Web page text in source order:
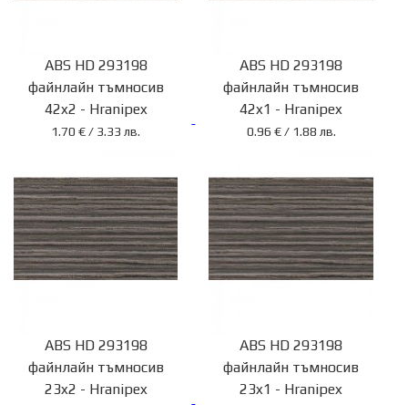
Имейл:
info@eurotrading.com
Copyright
2020
Eurotrading.com
ABS HD 293198
файнлайн тъмносив
42x2 - Hranipex
1.70 € / 3.33 лв.
ABS HD 293198
файнлайн тъмносив
42x1 - Hranipex
0.96 € / 1.88 лв.
ABS HD 293198
файнлайн тъмносив
23x2 - Hranipex
ABS HD 293198
файнлайн тъмносив
23x1 - Hranipex